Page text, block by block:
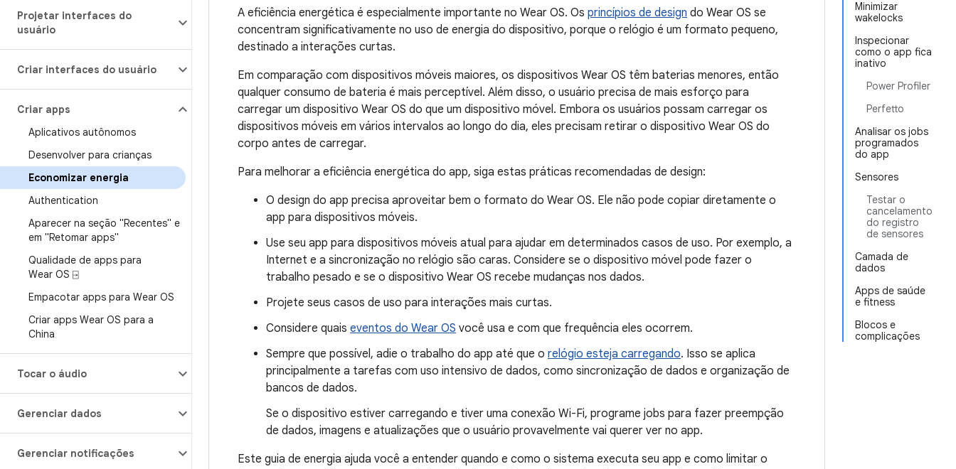
Projetar interfaces do
usuário
Criar interfaces do usuário
Criar apps
Aplicativos autônomos
Desenvolver para crianças
Economizar energia
Authentication
Aparecer na seção "Recentes" e
em "Retomar apps"
Qualidade de apps para
Wear OS ⍈
Empacotar apps para Wear OS
Criar apps Wear OS para a
China
Tocar o áudio
Gerenciar dados
Gerenciar notificações
Minimizar
wakelocks
Inspecionar
como o app fica
inativo
Power Profiler
Perfetto
Analisar os jobs
programados
do app
Sensores
Testar o
cancelamento
do registro
de sensores
Camada de
dados
Apps de saúde
e fitness
Blocos e
complicações
A eficiência energética é especialmente importante no Wear OS. Os princípios de design do Wear OS se
concentram significativamente no uso de energia do dispositivo, porque o relógio é um formato pequeno,
destinado a interações curtas.
Em comparação com dispositivos móveis maiores, os dispositivos Wear OS têm baterias menores, então
qualquer consumo de bateria é mais perceptível. Além disso, o usuário precisa de mais esforço para
carregar um dispositivo Wear OS do que um dispositivo móvel. Embora os usuários possam carregar os
dispositivos móveis em vários intervalos ao longo do dia, eles precisam retirar o dispositivo Wear OS do
corpo antes de carregar.
Para melhorar a eficiência energética do app, siga estas práticas recomendadas de design:
O design do app precisa aproveitar bem o formato do Wear OS. Ele não pode copiar diretamente o
app para dispositivos móveis.
Use seu app para dispositivos móveis atual para ajudar em determinados casos de uso. Por exemplo, a
Internet e a sincronização no relógio são caras. Considere se o dispositivo móvel pode fazer o
trabalho pesado e se o dispositivo Wear OS recebe mudanças nos dados.
Projete seus casos de uso para interações mais curtas.
Considere quais eventos do Wear OS você usa e com que frequência eles ocorrem.
Sempre que possível, adie o trabalho do app até que o relógio esteja carregando. Isso se aplica
principalmente a tarefas com uso intensivo de dados, como sincronização de dados e organização de
bancos de dados.
Se o dispositivo estiver carregando e tiver uma conexão Wi-Fi, programe jobs para fazer preempção
de dados, imagens e atualizações que o usuário provavelmente vai querer ver no app.
Este guia de energia ajuda você a entender quando e como o sistema executa seu app e como limitar o